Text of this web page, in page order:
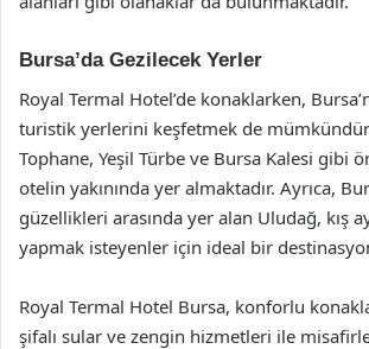
Bursa’da Gezilecek Yerler
Royal Termal Hotel’de konaklarken,
turistik yerlerini keşfetmek de
Tophane, Yeşil Türbe ve Bursa Kalesi gibi
otelin yakınında yer almaktadır. Ayrıca,
güzellikleri arasında yer alan Uludağ, kış
yapmak isteyenler için ideal bir
Royal Termal Hotel Bursa, konforlu
şifalı sular ve zengin hizmetleri ile